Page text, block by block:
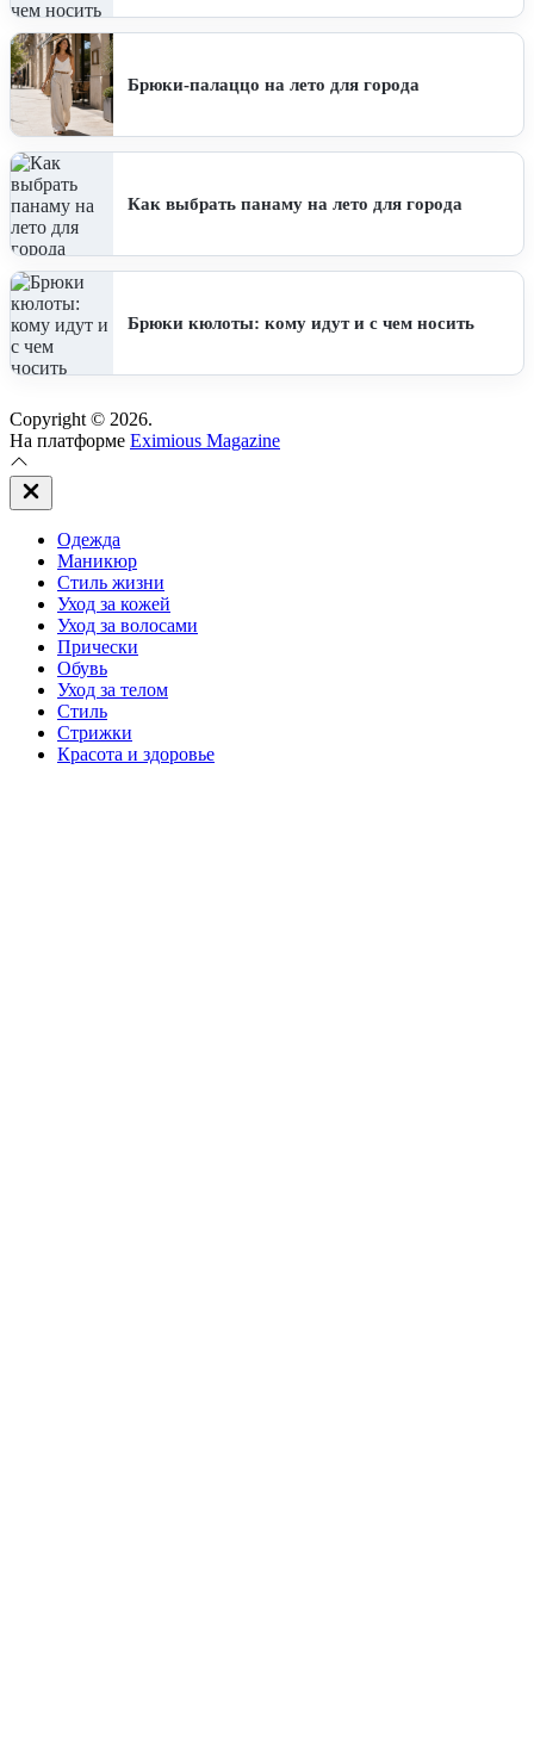
Брюки-палаццо на лето для города
Как выбрать панаму на лето для города
Брюки кюлоты: кому идут и с чем носить
Copyright © 2026.
На платформе Eximious Magazine
Закрыть
вне
Одежда
Маникюр
Стиль жизни
Уход за кожей
Уход за волосами
Прически
Обувь
Уход за телом
Стиль
Стрижки
Красота и здоровье